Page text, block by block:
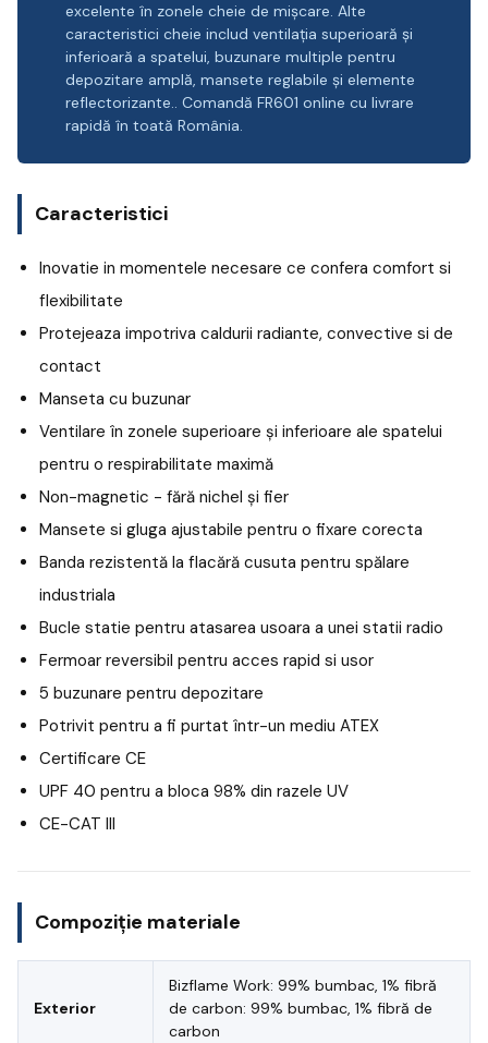
excelente în zonele cheie de mișcare. Alte
caracteristici cheie includ ventilația superioară și
inferioară a spatelui, buzunare multiple pentru
depozitare amplă, mansete reglabile și elemente
reflectorizante.. Comandă FR601 online cu livrare
rapidă în toată România.
Caracteristici
Inovatie in momentele necesare ce confera comfort si
flexibilitate
Protejeaza impotriva caldurii radiante, convective si de
contact
Manseta cu buzunar
Ventilare în zonele superioare și inferioare ale spatelui
pentru o respirabilitate maximă
Non-magnetic - fără nichel și fier
Mansete si gluga ajustabile pentru o fixare corecta
Banda rezistentă la flacără cusuta pentru spălare
industriala
Bucle statie pentru atasarea usoara a unei statii radio
Fermoar reversibil pentru acces rapid si usor
5 buzunare pentru depozitare
Potrivit pentru a fi purtat într-un mediu ATEX
Certificare CE
UPF 40 pentru a bloca 98% din razele UV
CE-CAT III
Compoziție materiale
Exterior
Bizflame Work: 99% bumbac, 1% fibră
de carbon: 99% bumbac, 1% fibră de
carbon